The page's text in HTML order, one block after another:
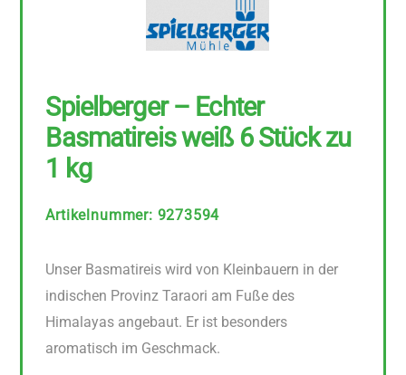
Spielberger – Echter
Basmatireis weiß 6 Stück zu
1 kg
Artikelnummer: 9273594
Unser Basmatireis wird von Kleinbauern in der
indischen Provinz Taraori am Fuße des
Himalayas angebaut. Er ist besonders
aromatisch im Geschmack.